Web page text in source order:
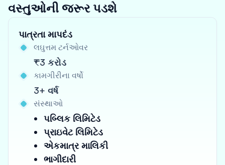
વસ્તુઓની જરૂર પડશે
પાત્રતા માપદંડ
લઘુત્તમ ટર્નઓવર
₹3 કરોડ
કામગીરીના વર્ષો
3+ વર્ષ
સંસ્થાઓ
પબ્લિક લિમિટેડ
પ્રાઇવેટ લિમિટેડ
એકમાત્ર માલિકી
ભાગીદારી